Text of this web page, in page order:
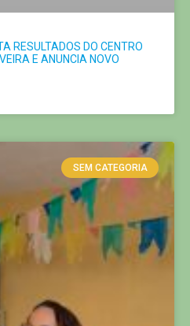
RESULTADOS DO CENTRO
E ANUNCIA NOVO
SEM CATEGORIA